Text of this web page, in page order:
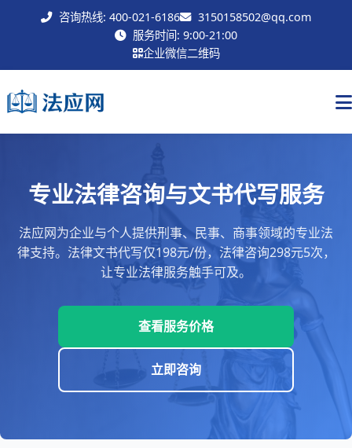
咨询热线: 400-021-6186
3150158502@qq.com
服务时间: 9:00-21:00
企业微信二维码
专业法律咨询与文书代写服务
法应网为企业与个人提供刑事、民事、商事领域的专业法
律支持。法律文书代写仅198元/份，法律咨询298元5次，
让专业法律服务触手可及。
查看服务价格
立即咨询